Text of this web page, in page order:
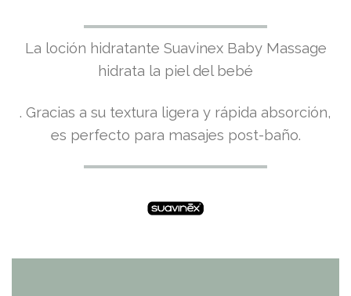
La loción hidratante Suavinex Baby Massage
hidrata la piel del bebé
. Gracias a su textura ligera y rápida absorción,
es perfecto para masajes post-baño.